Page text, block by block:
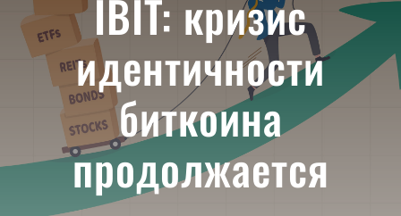
ЧТО ТАКОЕ ETF
ИНВЕСТИЦИИ В ETF
ТЕМАТИЧЕСКИЕ ETF
АКТУАЛЬНЫЕ
IBIT: кризис
идентичности
биткоина
продолжается